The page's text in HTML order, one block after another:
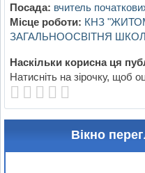
Посада: вчитель
Місце роботи: КНЗ
ЗАГАЛЬНООСВІТНЯ
Наскільки корисна ця
Натисніть на зірочку, щоб
Вікно